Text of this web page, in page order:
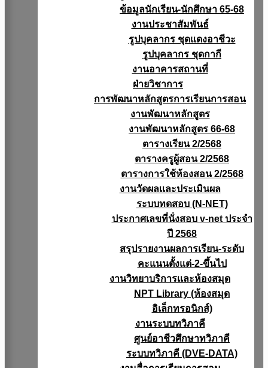
ข้อมูลนักเรียน-นักศึกษา 65-68
งานประชาสัมพันธ์
รูปบุคลากร ชุดแดงอาชีวะ
รูปบุคลากร ชุดกากี
งานอาคารสถานที่
ฝ่ายวิชาการ
การพัฒนาหลักสูตรการเรียนการสอน
งานพัฒนาหลักสูตร
งานพัฒนาหลักสูตร 66-68
ตารางเรียน 2/2568
ตารางครูผู้สอน 2/2568
ตารางการใช้ห้องสอน 2/2568
งานวัดผลเเละประเมินผล
ระบบทดสอบ (N-NET)
ประกาศเลขที่นั่งสอบ v-net ประจำ
ปี 2568
สรุปรายงานผลการเรียน-ระดับ
คะแนนตั้งแต่-2-ขึ้นไป
งานวิทยาบริการเเละห้องสมุด
NPT Library (ห้องสมุด
อิเล็กทรอนิกส์)
งานระบบทวิภาคี
ศูนย์อาชีวศึกษาทวิภาคี
ระบบทวิภาคี (DVE-DATA)